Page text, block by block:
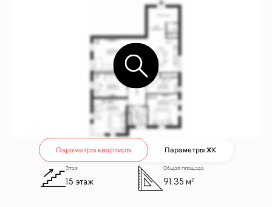
Параметры квартиры Параметры ЖК
Этаж
15 этаж
Общая площадь
91.35 м²